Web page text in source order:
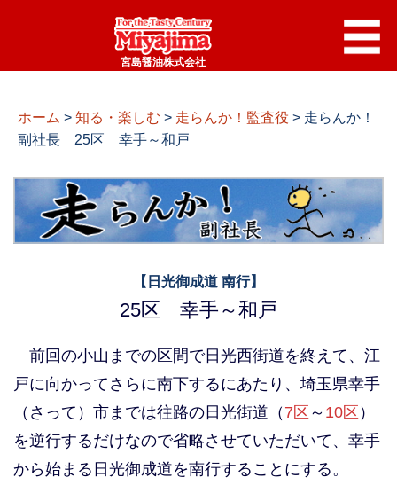
宮島醤油株式会社
ホーム > 知る・楽しむ > 走らんか！監査役 > 走らんか！
副社長 25区 幸手～和戸
【日光御成道 南行】
25区 幸手～和戸
前回の小山までの区間で日光西街道を終えて、江
戸に向かってさらに南下するにあたり、埼玉県幸手
（さって）市までは往路の日光街道（ 7区 ～ 10区 ）
を逆行するだけなので省略させていただいて、幸手
から始まる日光御成道を南行することにする。